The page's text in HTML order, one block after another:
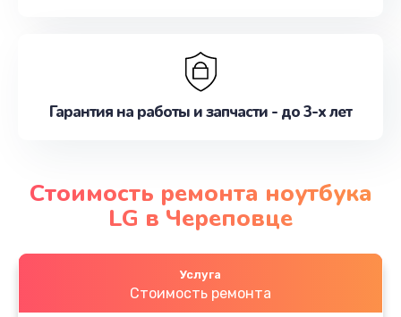
Гарантия на работы и запчасти - до 3-х лет
Стоимость ремонта ноутбука
LG в Череповце
Услуга
Стоимость ремонта